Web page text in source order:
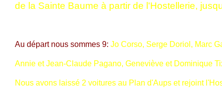
de la Sainte Baume à partir de l'Hostellerie,
Au départ nous sommes 9: Jo Corso, Serge Doriol, Marc
Annie et Jean-Claude Pagano, Geneviève et Dominique
Nous avons laissé 2 voitures au Plan d'Aups et rejoint